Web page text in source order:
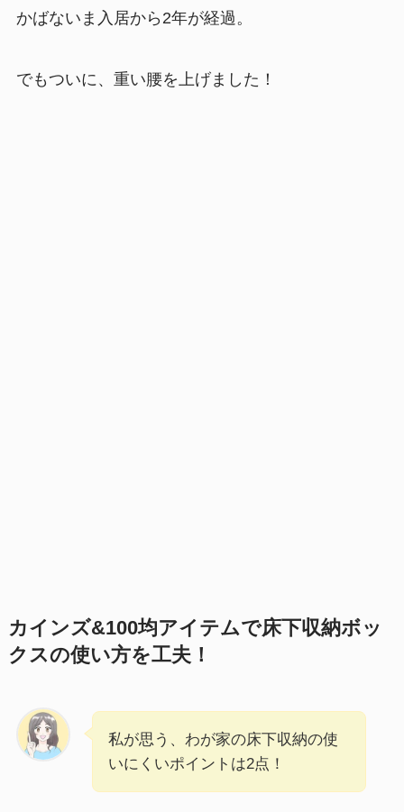
かばないま入居から2年が経過。
でもついに、重い腰を上げました！
カインズ&100均アイテムで床下収納ボッ
クスの使い方を工夫！
私が思う、わが家の床下収納の使
いにくいポイントは2点！